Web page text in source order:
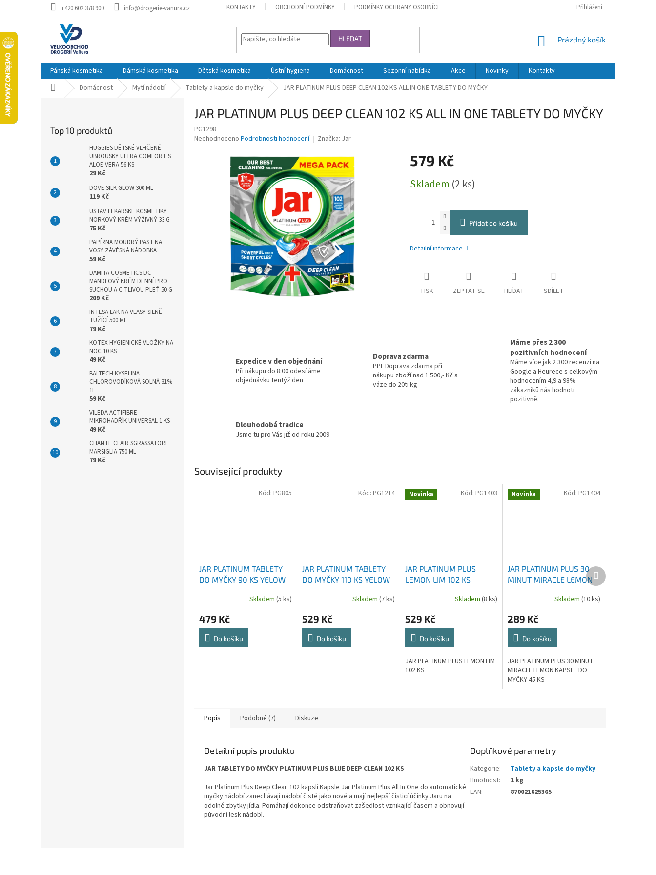
na
+420 602 378 900 info@drogerie-vanura.cz KONTAKTY OBCHODNÍ PODMÍNKY PODMÍNKY OCHRANY OSOBNÍCH ÚDAJŮ Přihlášení
HLEDAT
NÁKUPNÍ
Prázdný košík
Pánská kosmetika Dámská kosmetika Dětská kosmetika Ústní hygiena Domácnost Sezonní nabídka Akce Novinky
Kontakty
Domů Domácnost Mytí nádobí Tablety a kapsle do myčky JAR PLATINUM PLUS DEEP CLEAN 102 KS ALL IN ONE TABLETY DO MYČKY
Top 10 produktů
HUGGIES DĚTSKÉ VLHČENÉ
UBROUSKY ULTRA COMFORT S
ALOE VERA 56 KS
29 Kč
DOVE SILK GLOW 300 ML
119 Kč
ÚSTAV LÉKAŘSKÉ KOSMETIKY
NORKOVÝ KRÉM VÝŽIVNÝ 33 G
75 Kč
PAPÍRNA MOUDRÝ PAST NA
VOSY ZÁVĚSNÁ NÁDOBKA
59 Kč
DAMITA COSMETICS DC
MANDLOVÝ KRÉM DENNÍ PRO
SUCHOU A CITLIVOU PLEŤ 50 G
209 Kč
INTESA LAK NA VLASY SILNĚ
TUŽÍCÍ 500 ML
79 Kč
KOTEX HYGIENICKÉ VLOŽKY NA
NOC 10 KS
49 Kč
BALTECH KYSELINA
CHLOROVODÍKOVÁ SOLNÁ 31%
1L
59 Kč
VILEDA ACTIFIBRE
MIKROHADŘÍK UNIVERSAL 1 KS
49 Kč
CHANTE CLAIR SGRASSATORE
MARSIGLIA 750 ML
79 Kč
JAR PLATINUM PLUS DEEP CLEAN 102 KS ALL IN ONE TABLETY DO MYČKY
PG1298
Průměrné
Neohodnoceno Podrobnosti hodnocení Značka: Jar
579 Kč
cena:
Skladem (2 ks)
Přidat do košíku
Detailní informace
TISK ZEPTAT SE HLÍDAT SDÍLET
Expedice v den objednání
Při nákupu do 8:00 odesíláme
objednávku tentýž den
Doprava zdarma
PPL Doprava zdarma při
nákupu zboží nad 1 500,- Kč a
váze do 20ti kg
Máme přes 2 300
pozitivních hodnocení
Máme více jak 2 300 recenzí na
Google a Heurece s celkovým
hodnocením 4,9 a 98%
zákazníků nás hodnotí
pozitivně.
Dlouhodobá tradice
Jsme tu pro Vás již od roku 2009
Související produkty
JAR PLATINUM TABLETY
DO MYČKY 90 KS YELOW
Skladem (5 ks)
479 Kč
Do košíku
Kód: PG805
JAR PLATINUM TABLETY
DO MYČKY 110 KS YELOW
Skladem (7 ks)
529 Kč
Do košíku
Kód: PG1214 Novinka
JAR PLATINUM PLUS
LEMON LIM 102 KS
Skladem(8 ks)
529 Kč
Do košíku
JAR PLATINUM PLUS LEMON LIM
102 KS
Kód:PG1403 Novinka
JAR PLATINUM PLUS 30
MINUT MIRACLE LEMON
Skladem (10 ks)
289 Kč
Do košíku
JAR PLATINUM PLUS 30 MINUT
MIRACLE LEMON KAPSLE DO
MYČKY 45 KS
Kód: PG1404
Další
produkt
Popis Podobné (7) Diskuze
Detailní popis produktu
JAR TABLETY DO MYČKY PLATINUM PLUS BLUE DEEP CLEAN 102 KS
Jar Platinum Plus Deep Clean 102 kapslí Kapsle Jar Platinum Plus All In One do automatické
myčky nádobí zanechávají nádobí čisté jako nové a mají nejlepší čisticí účinky Jaru na
odolné zbytky jídla. Pomáhají dokonce odstraňovat zašedlost vznikající časem a obnovují
původní lesk nádobí.
Doplňkové parametry
Kategorie:
Tablety a kapsle do myčky
Hmotnost:
1 kg
EAN: 870021625365